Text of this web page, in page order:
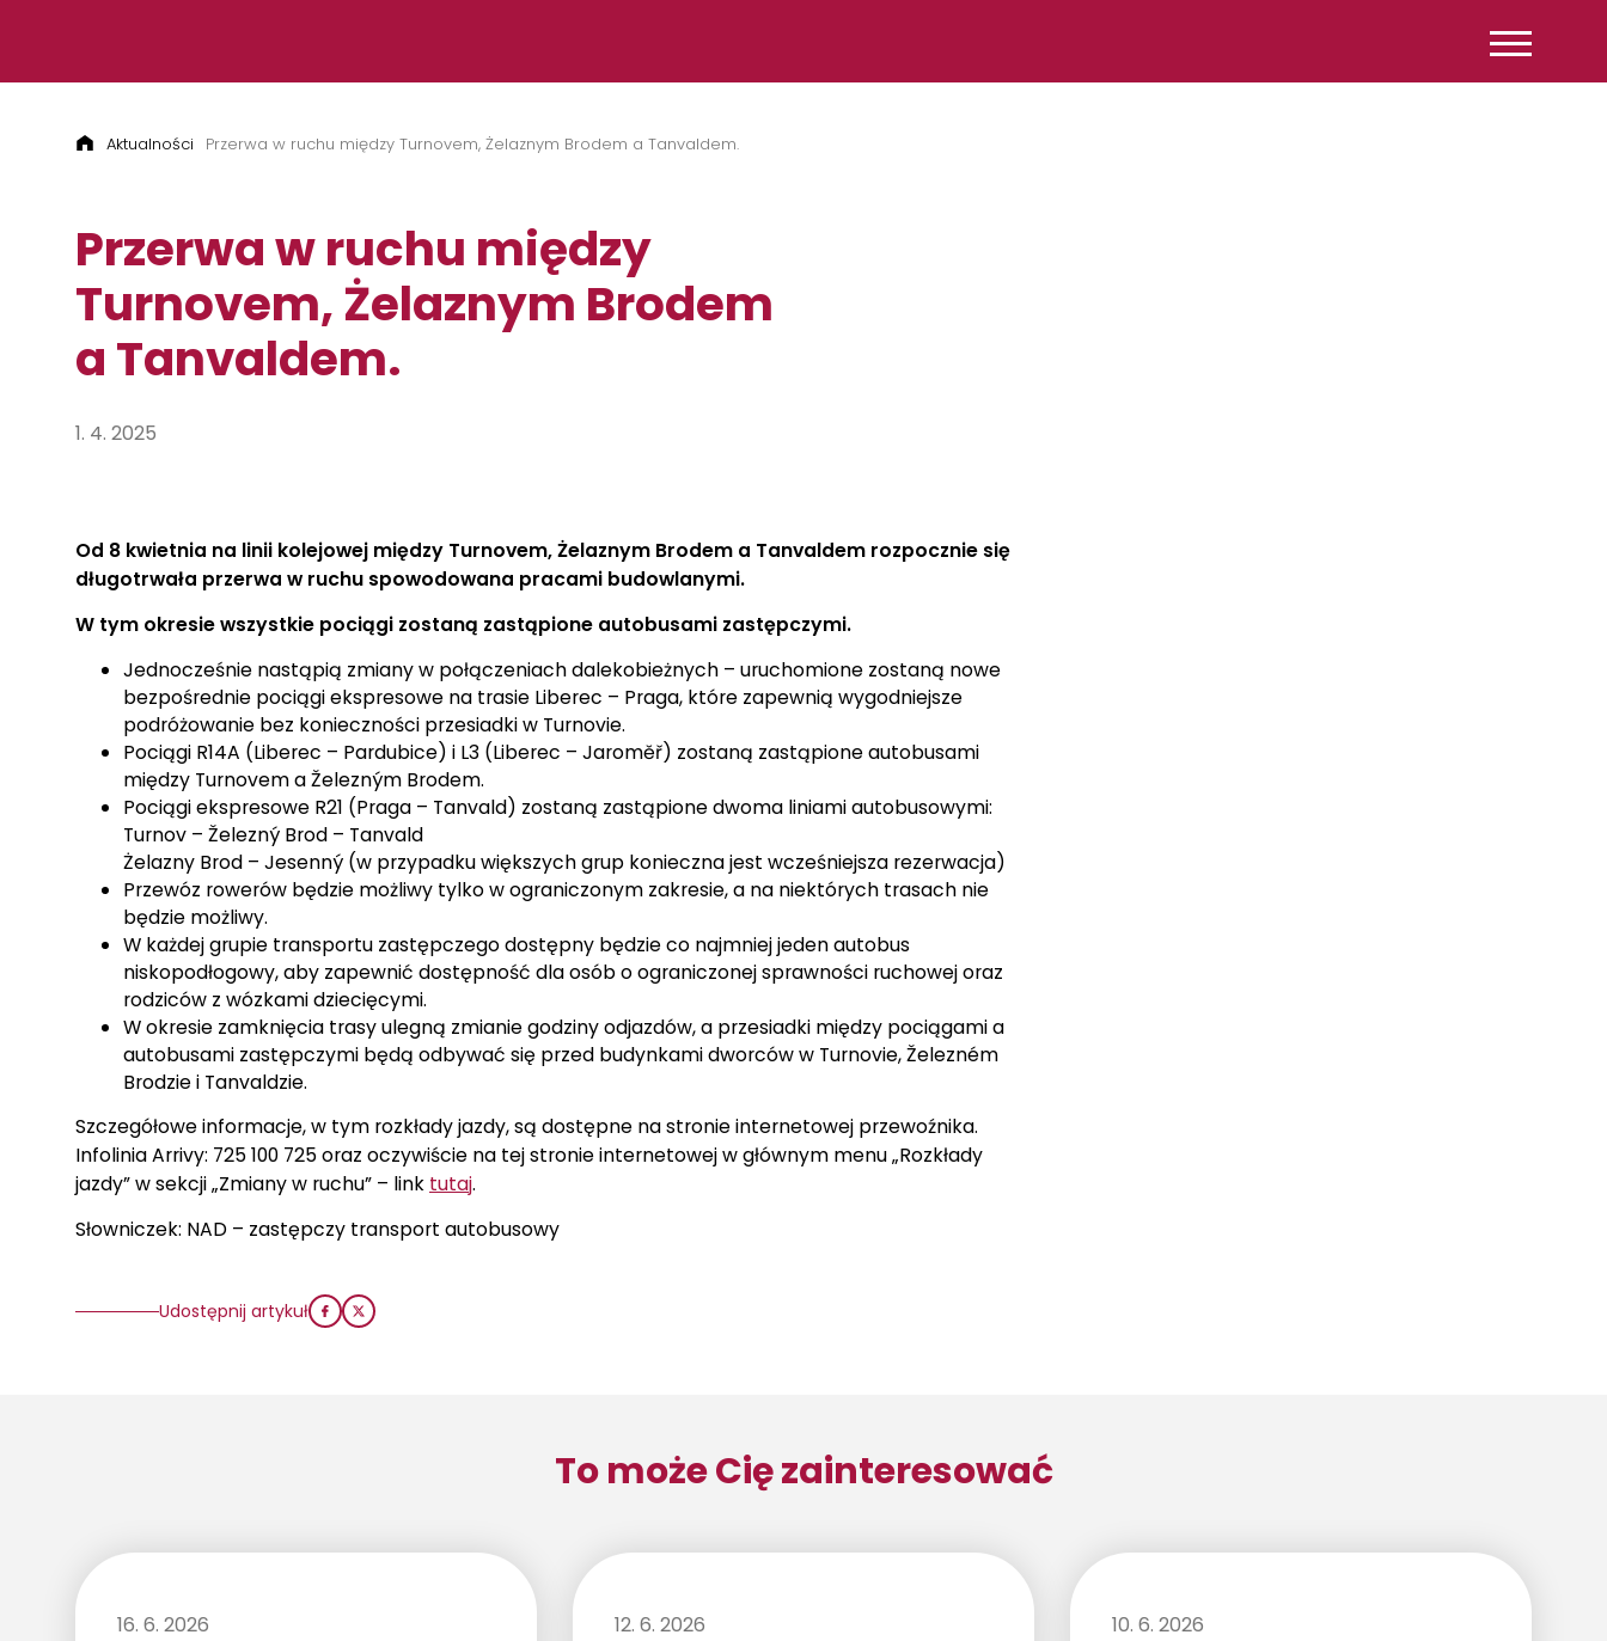
Aktualności Przerwa w ruchu między Turnovem, Żelaznym Brodem a Tanvaldem.
Przerwa w ruchu między
Turnovem, Żelaznym Brodem
a Tanvaldem.
1. 4. 2025
Od 8 kwietnia na linii kolejowej między Turnovem, Żelaznym Brodem a Tanvaldem rozpocznie się
długotrwała przerwa w ruchu spowodowana pracami budowlanymi.
W tym okresie wszystkie pociągi zostaną zastąpione autobusami zastępczymi.
Jednocześnie nastąpią zmiany w połączeniach dalekobieżnych – uruchomione zostaną nowe
bezpośrednie pociągi ekspresowe na trasie Liberec – Praga, które zapewnią wygodniejsze
podróżowanie bez konieczności przesiadki w Turnovie.
Pociągi R14A (Liberec – Pardubice) i L3 (Liberec – Jaroměř) zostaną zastąpione autobusami
między Turnovem a Železným Brodem.
Pociągi ekspresowe R21 (Praga – Tanvald) zostaną zastąpione dwoma liniami autobusowymi:
Turnov – Železný Brod – Tanvald
Żelazny Brod – Jesenný (w przypadku większych grup konieczna jest wcześniejsza rezerwacja)
Przewóz rowerów będzie możliwy tylko w ograniczonym zakresie, a na niektórych trasach nie
będzie możliwy.
W każdej grupie transportu zastępczego dostępny będzie co najmniej jeden autobus
niskopodłogowy, aby zapewnić dostępność dla osób o ograniczonej sprawności ruchowej oraz
rodziców z wózkami dziecięcymi.
W okresie zamknięcia trasy ulegną zmianie godziny odjazdów, a przesiadki między pociągami a
autobusami zastępczymi będą odbywać się przed budynkami dworców w Turnovie, Železném
Brodzie i Tanvaldzie.
Szczegółowe informacje, w tym rozkłady jazdy, są dostępne na stronie internetowej przewoźnika.
Infolinia Arrivy: 725 100 725 oraz oczywiście na tej stronie internetowej w głównym menu „Rozkłady
jazdy” w sekcji „Zmiany w ruchu” – link tutaj.
Słowniczek: NAD – zastępczy transport autobusowy
Udostępnij artykuł
To może Cię zainteresować
16. 6. 2026 12. 6. 2026 10. 6. 2026